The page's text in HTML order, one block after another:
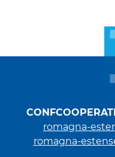
romagna-
romagna-